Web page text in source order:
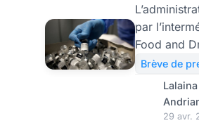
face
par
Food and
impose de
exigences
Novavax,
Brève de
Lalaina
29 avr.